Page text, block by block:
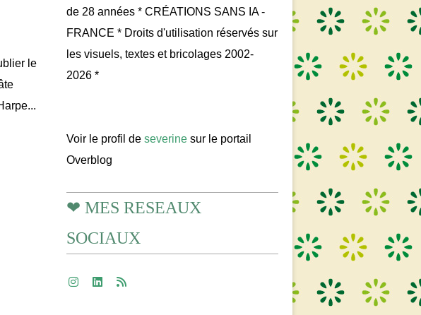
le
de 28 années * CRÉATIONS SANS IA -
FRANCE * Droits d'utilisation réservés sur
les visuels, textes et bricolages 2002-
2026 *
Voir le profil de severine sur le portail
Overblog
❤ MES RESEAUX
SOCIAUX